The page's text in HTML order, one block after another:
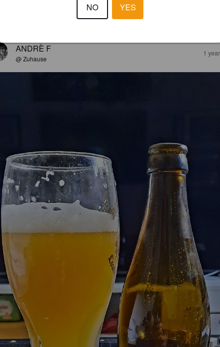
ANDRÈ F
@ Zuhause
1
NO YES